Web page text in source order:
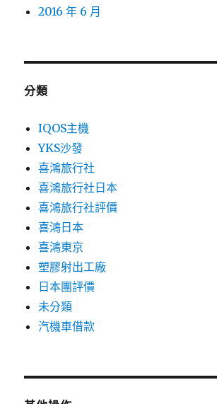
2016 年 6 月
分類
IQOS主機
YKS沙發
喜鴻旅行社
喜鴻旅行社日本
喜鴻旅行社評價
喜鴻日本
喜鴻東京
塑膠射出工廠
日本團評價
未分類
汽機車借款